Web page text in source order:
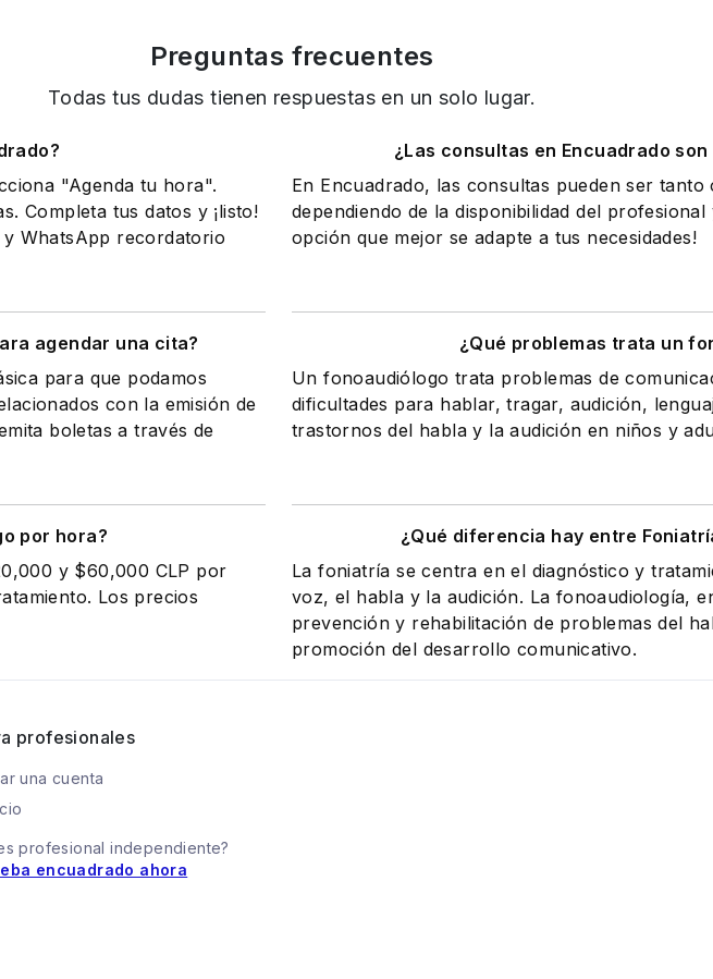
Preguntas frecuentes
Todas tus dudas tienen respuestas en un solo lugar.
"Agenda tu hora".
Completa tus datos y ¡listo!
WhatsApp recordatorio
¿Las consultas en Encuadrado
En Encuadrado, las consultas pueden ser
dependiendo de la disponibilidad del
opción que mejor se adapte a tus necesidades!
agendar una cita?
para que podamos
con la emisión de
boletas a través de
¿Qué problemas trata un
Un fonoaudiólogo trata problemas de
dificultades para hablar, tragar, audición,
trastornos del habla y la audición en niños y
por hora?
y $60,000 CLP por
Los precios
¿Qué diferencia hay entre
La foniatría se centra en el diagnóstico y
voz, el habla y la audición. La fonoaudiología,
prevención y rehabilitación de problemas del
promoción del desarrollo comunicativo.
profesionales
una cuenta
profesional independiente?
encuadrado ahora